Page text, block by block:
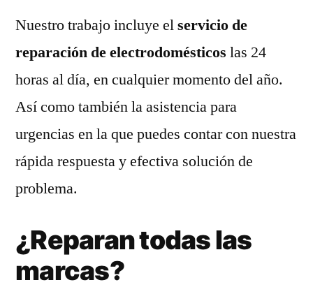
Nuestro trabajo incluye elservicio de
reparación de electrodomésticos las 24
horas al día, en cualquier momento del año.
Así como también la asistencia para
urgencias en la que puedes contar con nuestra
rápida respuesta y efectiva solución de
problema.
¿Reparan todas las
marcas?